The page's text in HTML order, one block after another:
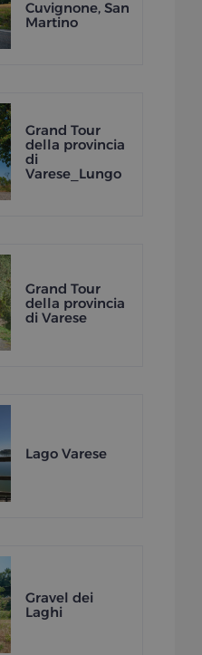
Cuvignone, San
Martino
Grand Tour
della provincia
di
Varese_Lungo
Grand Tour
della provincia
di Varese
Lago Varese
Gravel dei
Laghi